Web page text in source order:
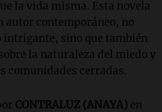
la vida misma. Esta novela
autor contemporáneo, no
intrigante, sino que también
la naturaleza del miedo y
comunidades cerradas.
CONTRALUZ (ANAYA) en